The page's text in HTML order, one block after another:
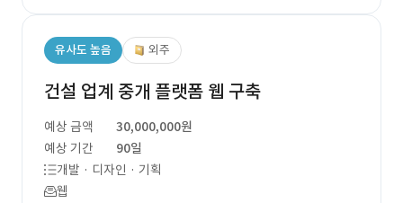
유사도 높음 외주
건설 업계 중개 플랫폼 웹 구축
예상 금액
30,000,000원
예상 기간
90일
개발 · 디자인 · 기획
웹